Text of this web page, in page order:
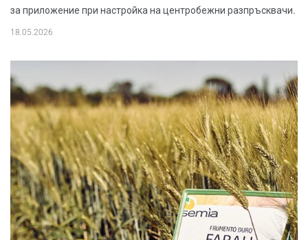
за приложение при настройка на центробежни разпръсквачи.
18.05.2026